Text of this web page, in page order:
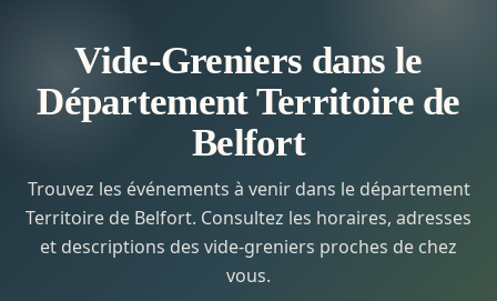
Vide-Greniers dans le
Département Territoire de
Belfort
Trouvez les événements à venir dans le département
Territoire de Belfort. Consultez les horaires, adresses
et descriptions des vide-greniers proches de chez
vous.